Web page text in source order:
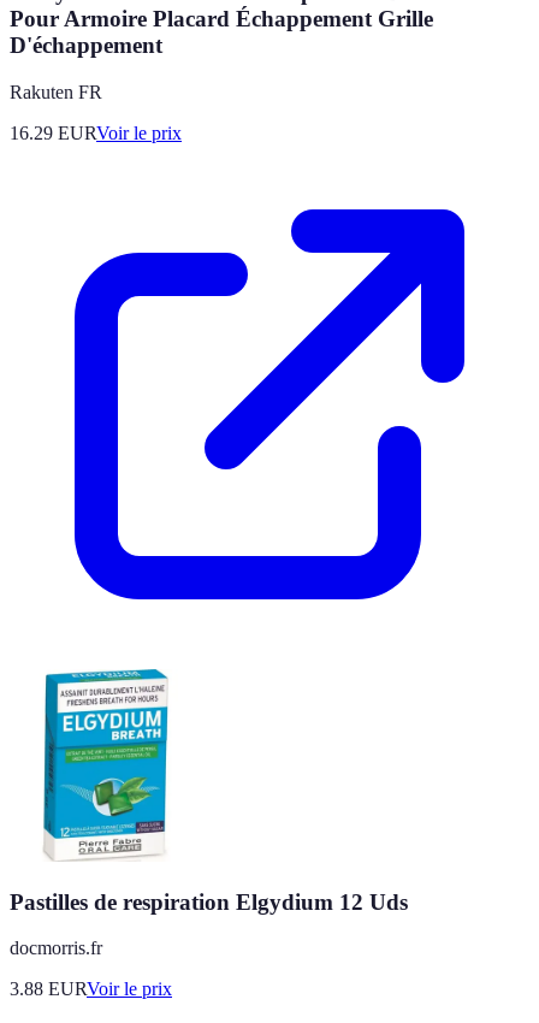
Pour Armoire Placard Échappement Grille
D'échappement
Rakuten FR
16.29 EURVoir le prix
Pastilles de respiration Elgydium 12 Uds
docmorris.fr
3.88 EURVoir le prix